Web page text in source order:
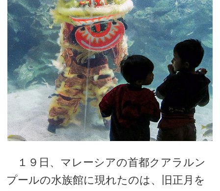
１９日、マレーシアの首都クアラルン
プールの水族館に現れたのは、旧正月を